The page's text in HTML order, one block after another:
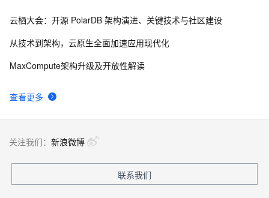
查看更多
云栖大会：开源 PolarDB 架构演进、关键技术与社区建设
从技术到架构，云原生全面加速应用现代化
MaxCompute架构升级及开放性解读
关注我们： 新浪微博
联系我们